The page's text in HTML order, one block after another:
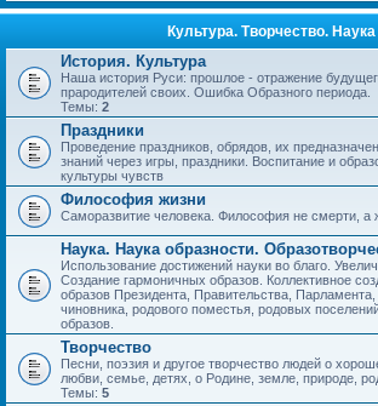
Культура. Творчество. Наука
История. Культура
Наша история Руси: прошлое - отражение
прародителей своих. Ошибка Образного периода.
Темы: 2
Праздники
Проведение праздников, обрядов, их
знаний через игры, праздники. Воспитание и
культуры чувств
Философия жизни
Саморазвитие человека. Философия не смерти, а
Наука. Наука образности.
Использование достижений науки во благо.
Создание гармоничных образов. Коллективное
образов Президента, Правительства, Парламента,
чиновника, родового поместья, родовых
образов.
Творчество
Песни, поэзия и другое творчество людей о
любви, семье, детях, о Родине, земле, природе,
Темы: 5